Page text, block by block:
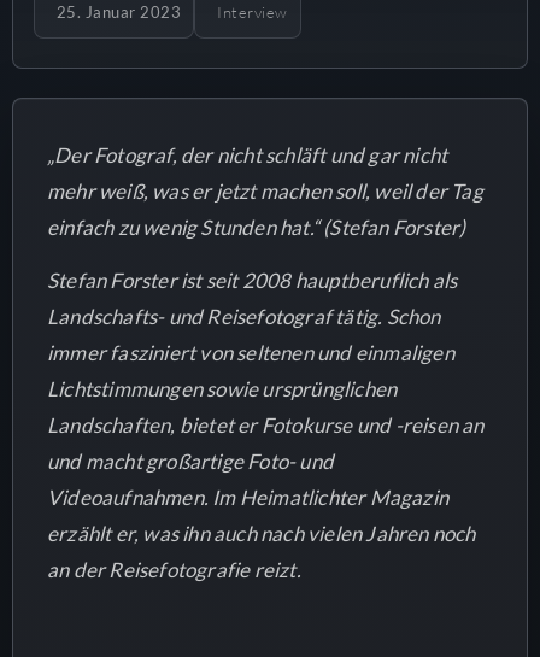
25. Januar 2023 Interview
„Der Fotograf, der nicht schläft und gar nicht
mehr weiß, was er jetzt machen soll, weil der Tag
einfach zu wenig Stunden hat.“ (Stefan Forster)
Stefan Forster ist seit 2008 hauptberuflich als
Landschafts- und Reisefotograf tätig. Schon
immer fasziniert von seltenen und einmaligen
Lichtstimmungen sowie ursprünglichen
Landschaften, bietet er Fotokurse und -reisen an
und macht großartige Foto- und
Videoaufnahmen. Im Heimatlichter Magazin
erzählt er, was ihn auch nach vielen Jahren noch
an der Reisefotografie reizt.